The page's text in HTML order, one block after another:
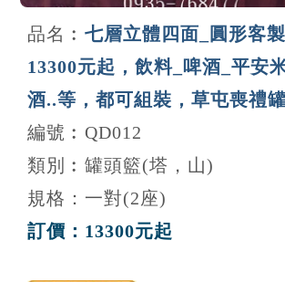
品名︰七層立體四面_圓形客
13300元起，飲料_啤酒_平安
酒..等，都可組裝，草屯喪禮
編號︰QD012
類別︰罐頭籃(塔，山)
規格：一對(2座)
訂價：13300元起